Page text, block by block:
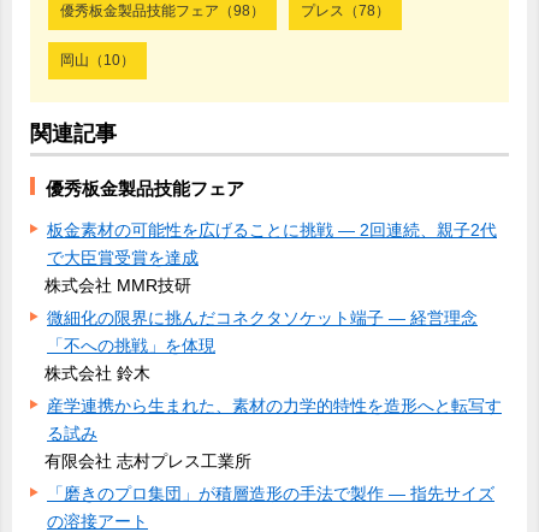
優秀板金製品技能フェア（98） プレス（78）
岡山（10）
関連記事
優秀板金製品技能フェア
板金素材の可能性を広げることに挑戦 ― 2回連続、親子2代
で大臣賞受賞を達成
株式会社 MMR技研
微細化の限界に挑んだコネクタソケット端子 ― 経営理念
「不への挑戦」を体現
株式会社 鈴木
産学連携から生まれた、素材の力学的特性を造形へと転写す
る試み
有限会社 志村プレス工業所
「磨きのプロ集団」が積層造形の手法で製作 ― 指先サイズ
の溶接アート